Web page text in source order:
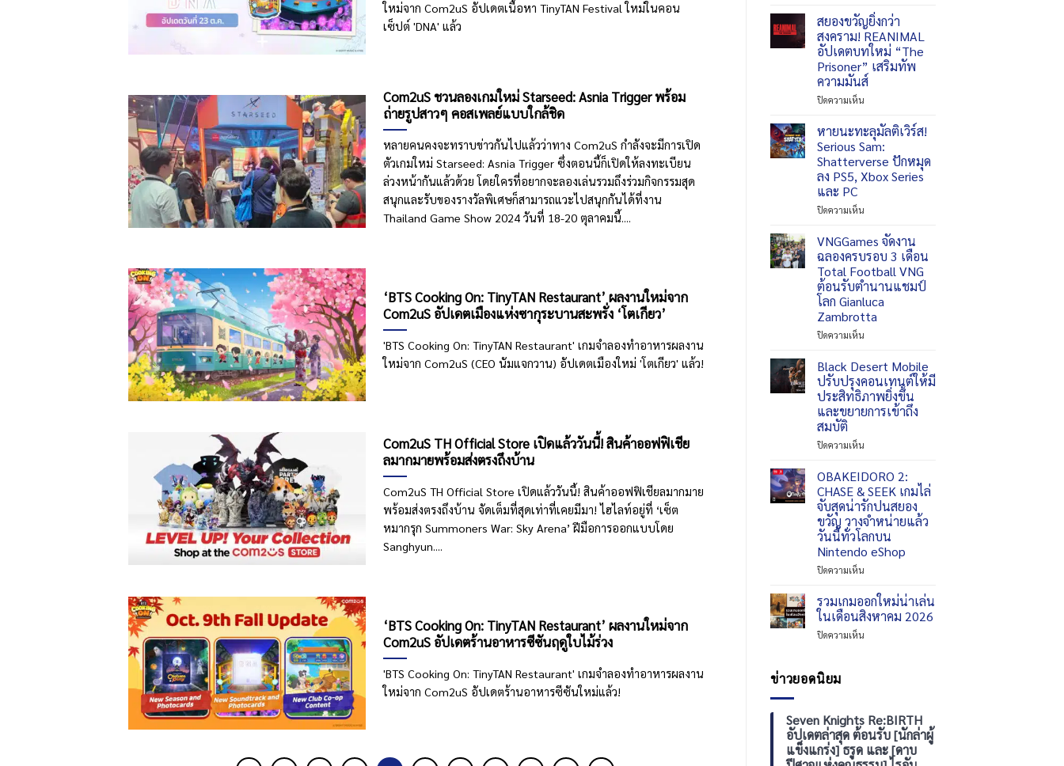
ใหม่จาก Com2uS อัปเดตเนื้อหา TinyTAN Festival ใหม่ในคอน
เซ็ปต์ 'DNA' แล้ว
Com2uS ชวนลองเกมใหม่ Starseed: Asnia Trigger พร้อม
ถ่ายรูปสาวๆ คอสเพลย์แบบใกล้ชิด
หลายคนคงจะทราบข่าวกันไปแล้วว่าทาง Com2uS กำลังจะมีการเปิด
ตัวเกมใหม่ Starseed: Asnia Trigger ซึ่งตอนนี้ก็เปิดให้ลงทะเบียน
ล่วงหน้ากันแล้วด้วย โดยใครที่อยากจะลองเล่นรวมถึงร่วมกิจกรรมสุด
สนุกและรับของรางวัลพิเศษก็สามารถแวะไปสนุกกันได้ที่งาน
Thailand Game Show 2024 วันที่ 18-20 ตุลาคมนี้....
‘BTS Cooking On: TinyTAN Restaurant’ ผลงานใหม่จาก
Com2uS อัปเดตเมืองแห่งซากุระบานสะพรั่ง ‘โตเกียว’
'BTS Cooking On: TinyTAN Restaurant' เกมจำลองทำอาหารผลงาน
ใหม่จาก Com2uS (CEO นัมแจกวาน) อัปเดตเมืองใหม่ 'โตเกียว' แล้ว!
Com2uS TH Official Store เปิดแล้ววันนี้! สินค้าออฟฟิเชีย
ลมากมายพร้อมส่งตรงถึงบ้าน
Com2uS TH Official Store เปิดแล้ววันนี้! สินค้าออฟฟิเชียลมากมาย
พร้อมส่งตรงถึงบ้าน จัดเต็มที่สุดเท่าที่เคยมีมา! ไฮไลท์อยู่ที่ ‘เซ็ต
หมากรุก Summoners War: Sky Arena’ ฝีมือการออกแบบโดย
Sanghyun....
‘BTS Cooking On: TinyTAN Restaurant’ ผลงานใหม่จาก
Com2uS อัปเดตร้านอาหารซีซันฤดูใบไม้ร่วง
'BTS Cooking On: TinyTAN Restaurant' เกมจำลองทำอาหารผลงาน
ใหม่จาก Com2uS อัปเดตร้านอาหารซีซันใหม่แล้ว!
นิ
เมะ
Persona
ทั้ง
ซี
รีส์
บน
พีซี
และ
คอนโซล
Epic
Mickey:
Rebrushed
เตรียม
ลง
ให้
และ
Android
16
กันยายน
สยองขวัญยิ่งกว่า
สงคราม! REANIMAL
อัปเดตบทใหม่ “The
Prisoner” เสริมทัพ
ความมันส์
ปิดความเห็น
ขวัญ
ยิ่ง
กว่า
สงคราม!
REANIMAL
Prisoner”
เสริม
ทัพ
ความ
มันส์
หายนะทะลุมัลติเวิร์ส!
Serious Sam:
Shatterverse ปักหมุด
ลง PS5, Xbox Series
และ PC
ปิดความเห็น
ลุ
มัลติ
เวิร์ส!
Serious
Sam:
Shatterverse
PS5,
Xbox
Series
และ
VNGGames จัดงาน
ฉลองครบรอบ 3 เดือน
Total Football VNG
ต้อนรับตำนานแชมป์
โลก Gianluca
Zambrotta
ปิดความเห็น
งาน
ฉลอง
ครบ
รอบ
VNG
ต้อนรับ
ตำนาน
แชมป์
โลก
Gianluca
Black Desert Mobile
ปรับปรุงคอนเทนต์ให้มี
ประสิทธิภาพยิ่งขึ้น
และขยายการเข้าถึง
สมบัติ
ปิดความเห็น
Desert
Mobile
ปรับปรุง
คอน
เทนต์
ให้
มี
และ
ขยาย
OBAKEIDORO 2:
CHASE & SEEK เกมไล่
จับสุดน่ารักปนสยอง
ขวัญ วางจำหน่ายแล้ว
วันนี้ทั่วโลกบน
Nintendo eShop
ปิดความเห็น
2:
CHASE
&
รัก
ปน
สยอง
ขวัญ
รวมเกมออกใหม่น่าเล่น
ในเดือนสิงหาคม 2026
ปิดความเห็น
เล่น
ใน
เดือน
สิงหาคม
ข่าวยอดนิยม
Seven Knights Re:BIRTH
อัปเดตล่าสุด ต้อนรับ [นักล่าผู้
แข็งแกร่ง] ธรูด และ [ดาบ